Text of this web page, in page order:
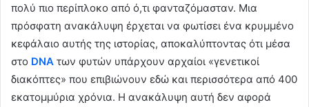
πολύ πιο περίπλοκο από ό,τι φανταζόμασταν. Μια
πρόσφατη ανακάλυψη έρχεται να φωτίσει ένα κρυμμένο
κεφάλαιο αυτής της ιστορίας, αποκαλύπτοντας ότι μέσα
στο DNA των φυτών υπάρχουν αρχαίοι «γενετικοί
διακόπτες» που επιβιώνουν εδώ και περισσότερα από 400
εκατομμύρια χρόνια. Η ανακάλυψη αυτή δεν αφορά